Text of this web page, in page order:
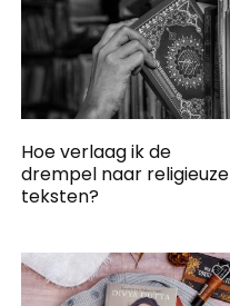
Hoe verlaag ik de
drempel naar religieuze
teksten?